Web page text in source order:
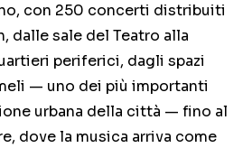
con 250 concerti distribuiti
dalle sale del Teatro alla
periferici, dagli spazi
— uno dei più importanti
urbana della città — fino al
dove la musica arriva come